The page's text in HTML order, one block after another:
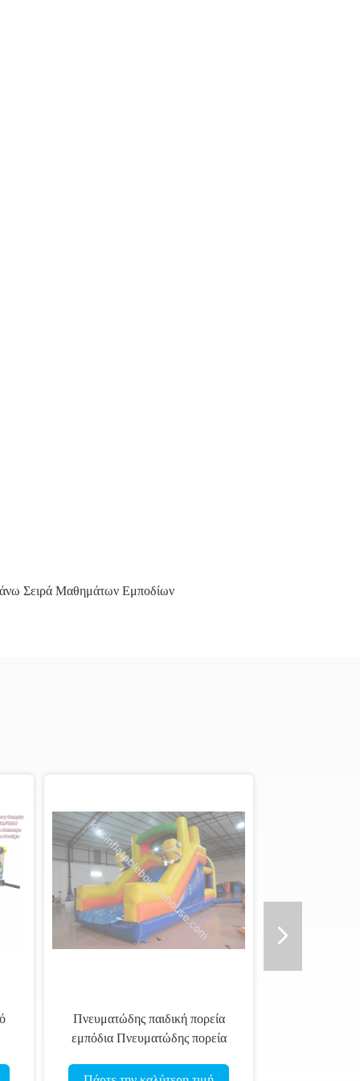
Σειρά Μαθημάτων Εμποδίων
Πνευματώδης παιδική πορεία
εμπόδια Πνευματώδης πορεία
Πνευματώδης πορεία εμπόδια